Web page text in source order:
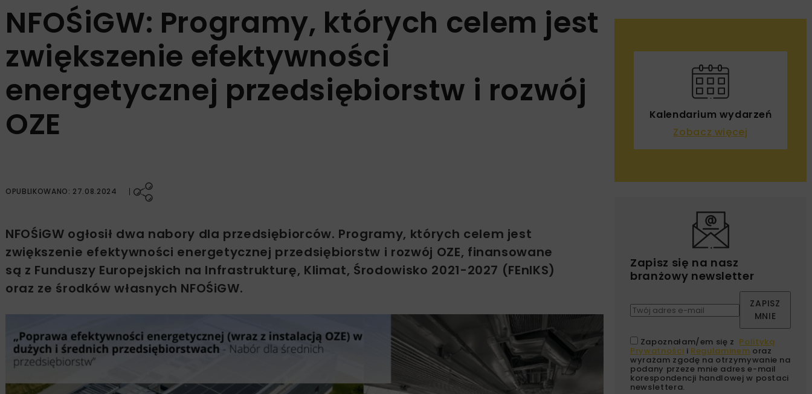
NFOŚiGW: Programy, których celem jest
zwiększenie efektywności
energetycznej przedsiębiorstw i rozwój
OZE
OPUBLIKOWANO: 27.08.2024
NFOŚiGW ogłosił dwa nabory dla przedsiębiorców. Programy, których celem jest
zwiększenie efektywności energetycznej przedsiębiorstw i rozwój OZE, finansowane
są z Funduszy Europejskich na Infrastrukturę, Klimat, Środowisko 2021-2027 (FEnIKS)
oraz ze środków własnych NFOŚiGW.
Kalendarium wydarzeń
Zobacz więcej
Zapisz się na nasz
branżowy newsletter
ZAPISZ
MNIE
Zapoznałam/em się z Polityką
Prywatności i Regulaminem oraz
wyrażam zgodę na otrzymywanie na
podany przeze mnie adres e-mail
korespondencji handlowej w postaci
newslettera.